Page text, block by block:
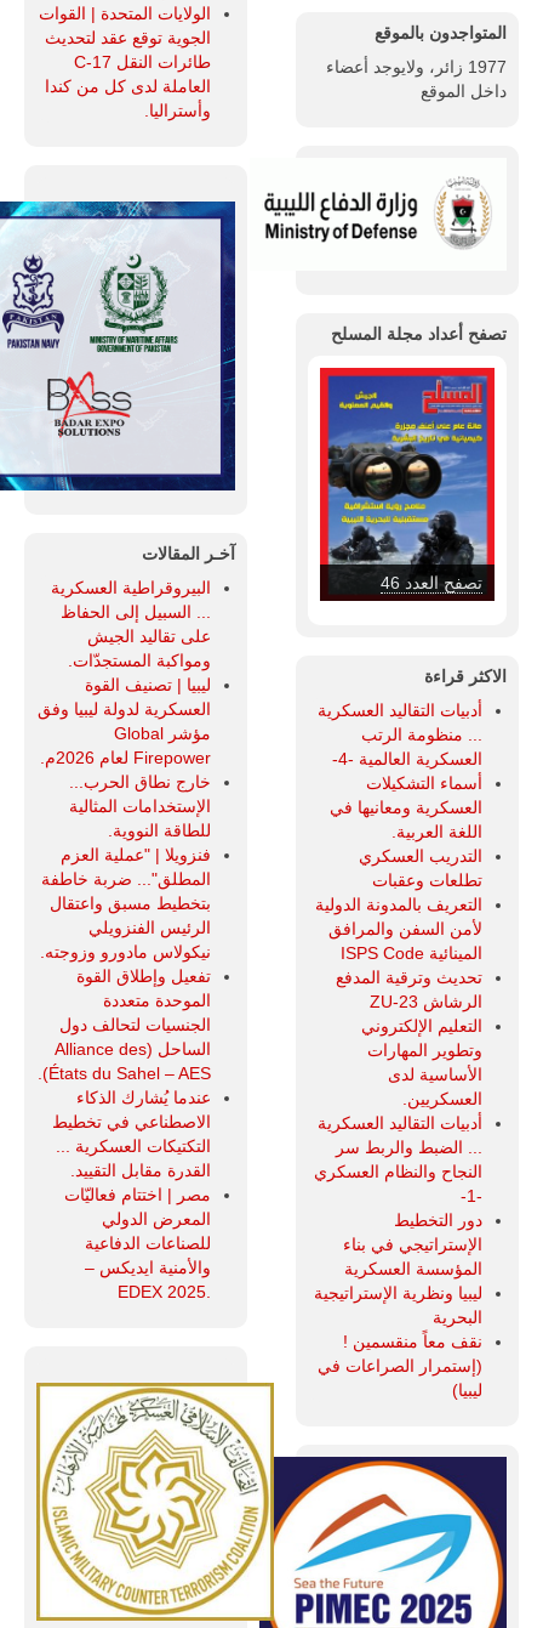
المتواجدون بالموقع
1977 زائر، ولايوجد أعضاء
داخل الموقع
تصفح أعداد مجلة المسلح
تصفح العدد 45
الاكثر قراءة
أدبيات التقاليد العسكرية
... منظومة الرتب
العسكرية العالمية -4-
أسماء التشكيلات
العسكرية ومعانيها في
اللغة العربية.
التدريب العسكري
تطلعات وعقبات
التعريف بالمدونة الدولية
لأمن السفن والمرافق
المينائية ISPS Code
تحديث وترقية المدفع
الرشاش ZU-23
التعليم الإلكتروني
وتطوير المهارات
الأساسية لدى
العسكريين.
أدبيات التقاليد العسكرية
... الضبط والربط سر
النجاح والنظام العسكري
-1-
دور التخطيط
الإستراتيجي في بناء
المؤسسة العسكرية
ليبيا ونظرية الإستراتيجية
البحرية
نقف معاً منقسمين !
(إستمرار الصراعات في
ليبيا)
الولايات المتحدة | القوات
الجوية توقع عقد لتحديث
طائرات النقل C-17
العاملة لدى كل من كندا
وأستراليا.
آخـر المقالات
البيروقراطية العسكرية
... السبيل إلى الحفاظ
على تقاليد الجيش
ومواكبة المستجدّات.
ليبيا | تصنيف القوة
العسكرية لدولة ليبيا وفق
مؤشر Global
Firepower لعام 2026م.
خارج نطاق الحرب...
الإستخدامات المثالية
للطاقة النووية.
فنزويلا | "عملية العزم
المطلق"... ضربة خاطفة
بتخطيط مسبق واعتقال
الرئيس الفنزويلي
نيكولاس مادورو وزوجته.
تفعيل وإطلاق القوة
الموحدة متعددة
الجنسيات لتحالف دول
الساحل (Alliance des
États du Sahel – AES).
عندما يُشارك الذكاء
الاصطناعي في تخطيط
التكتيكات العسكرية ...
القدرة مقابل التقييد.
مصر | اختتام فعاليّات
المعرض الدولي
للصناعات الدفاعية
والأمنية ايديكس ‒